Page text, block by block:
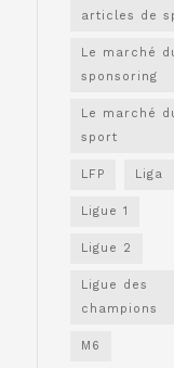
articles de
Le marché
sponsoring
Le marché
sport
LFP Liga
Ligue 1
Ligue 2
Ligue des
champions
M6